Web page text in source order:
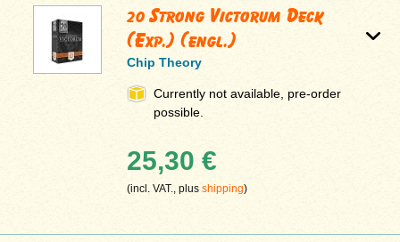
20 Strong Victorum Deck
(Exp.) (engl.)
Chip Theory
Currently not available, pre-order
possible.
25,30 €
(incl. VAT., plusshipping)